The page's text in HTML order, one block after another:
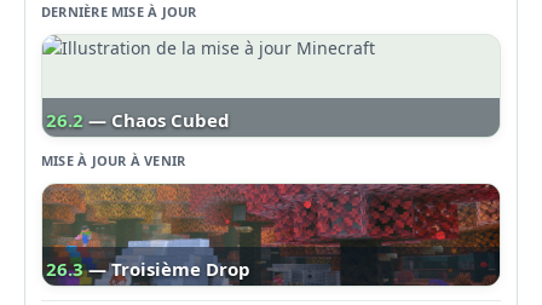
DERNIÈRE MISE À JOUR
26.2 — Chaos Cubed
MISE À JOUR À VENIR
26.3 — Troisième Drop